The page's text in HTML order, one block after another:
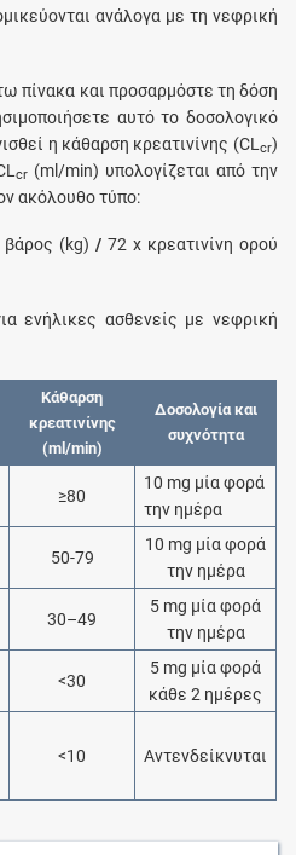
ανάλογα με τη νεφρική
πίνακα και προσαρμόστε τη δόση
αυτό το δοσολογικό
η κάθαρση κρεατινίνης (CL cr)
cr (ml/min) υπολογίζεται από την
ακόλουθο τύπο:
βάρος (kg)/ 72 x κρεατινίνη ορού
ενήλικες ασθενείς με νεφρική
Κάθαρση
κρεατινίνης
(ml/min)
Δοσολογία και
συχνότητα
≥80
10 mg μία φορά
την ημέρα
50-79
10 mg μία φορά
την ημέρα
30–49
5 mg μία φορά
την ημέρα
<30
5 mg μία φορά
κάθε 2 ημέρες
<10 Αντενδείκνυται